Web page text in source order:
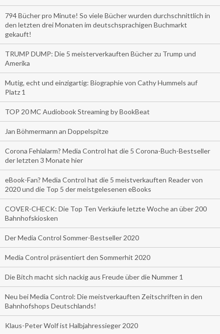
794 Bücher pro Minute! So viele Bücher wurden durchschnittlich in
den letzten drei Monaten im deutschsprachigen Buchmarkt
gekauft!
TRUMP DUMP: Die 5 meisterverkauften Bücher zu Trump und
Amerika
Mutig, echt und einzigartig: Biographie von Cathy Hummels auf
Platz 1
TOP 20 MC Audiobook Streaming by BookBeat
Jan Böhmermann an Doppelspitze
Corona Fehlalarm? Media Control hat die 5 Corona-Buch-Bestseller
der letzten 3 Monate hier
eBook-Fan? Media Control hat die 5 meistverkauften Reader von
2020 und die Top 5 der meistgelesenen eBooks
COVER-CHECK: Die Top Ten Verkäufe letzte Woche an über 200
Bahnhofskiosken
Der Media Control Sommer-Bestseller 2020
Media Control präsentiert den Sommerhit 2020
Die Bitch macht sich nackig aus Freude über die Nummer 1
Neu bei Media Control: Die meistverkauften Zeitschriften in den
Bahnhofshops Deutschlands!
Klaus-Peter Wolf ist Halbjahressieger 2020